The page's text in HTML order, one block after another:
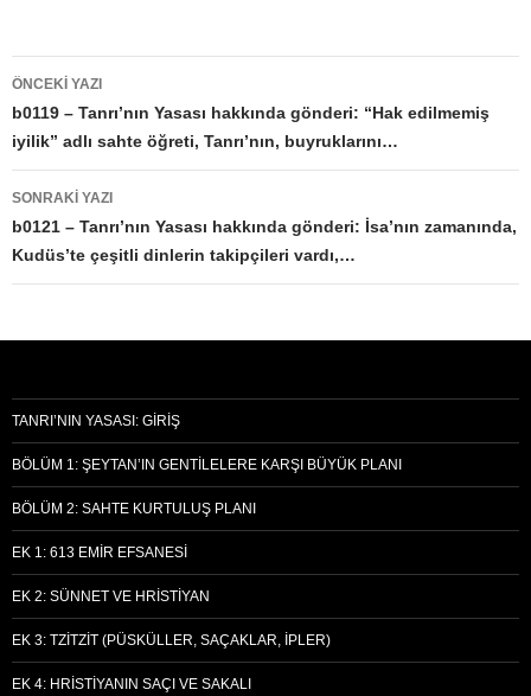
Yazı
dolaşımı
ÖNCEKI YAZI
b0119 – Tanrı’nın Yasası hakkında gönderi: “Hak edilmemiş
iyilik” adlı sahte öğreti, Tanrı’nın, buyruklarını…
SONRAKI YAZI
b0121 – Tanrı’nın Yasası hakkında gönderi: İsa’nın zamanında,
Kudüs’te çeşitli dinlerin takipçileri vardı,…
TANRI’NIN YASASI: GIRIŞ
BÖLÜM 1: ŞEYTAN’IN GENTILELERE KARŞI BÜYÜK PLANI
BÖLÜM 2: SAHTE KURTULUŞ PLANI
EK 1: 613 EMIR EFSANESI
EK 2: SÜNNET VE HRISTIYAN
EK 3: TZITZIT (PÜSKÜLLER, SAÇAKLAR, İPLER)
EK 4: HRISTIYANIN SAÇI VE SAKALI